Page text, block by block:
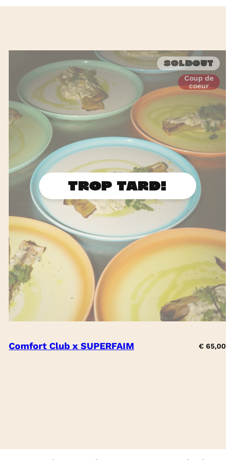
Soldout
Coup de
coeur
Comfort Club x SUPERFAIM €65,00